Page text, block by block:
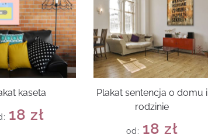
kaseta
18 zł
Plakat sentencja o domu i
rodzinie
od: 18 zł